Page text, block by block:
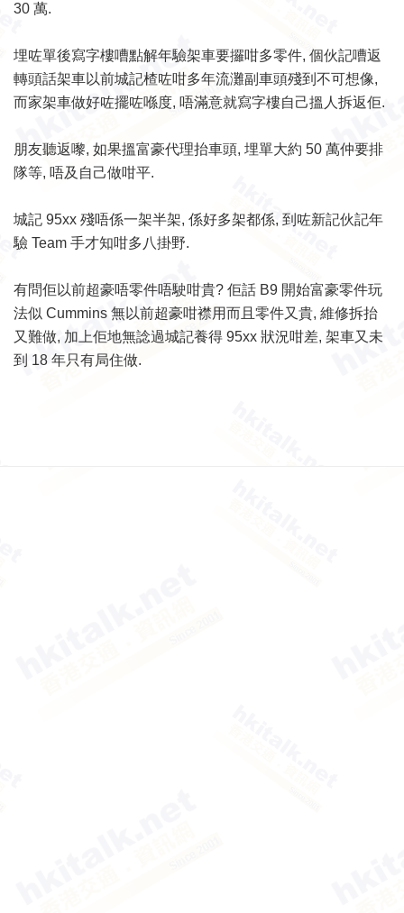
30 萬.
埋咗單後寫字樓嘈點解年驗架車要攞咁多零件, 個伙記嘈返
轉頭話架車以前城記楂咗咁多年流灘副車頭殘到不可想像,
而家架車做好咗擺咗喺度, 唔滿意就寫字樓自己搵人拆返佢.
朋友聽返嚟, 如果搵富豪代理抬車頭, 埋單大約 50 萬仲要排
隊等, 唔及自己做咁平.
城記 95xx 殘唔係一架半架, 係好多架都係, 到咗新記伙記年
驗 Team 手才知咁多八掛野.
有問佢以前超豪唔零件唔駛咁貴? 佢話 B9 開始富豪零件玩
法似 Cummins 無以前超豪咁襟用而且零件又貴, 維修拆抬
又難做, 加上佢地無諗過城記養得 95xx 狀況咁差, 架車又未
到 18 年只有局住做.